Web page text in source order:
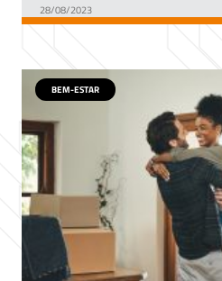
28/08/2023
BEM-ESTAR